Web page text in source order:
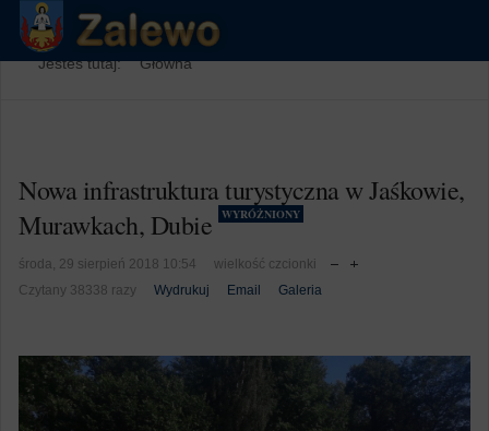
Jesteś tutaj: Główna
Nowa infrastruktura turystyczna w Jaśkowie,
Murawkach, Dubie
WYRÓŻNIONY
środa, 29 sierpień 2018 10:54
wielkość czcionki
Czytany 38338 razy
Wydrukuj Email Galeria